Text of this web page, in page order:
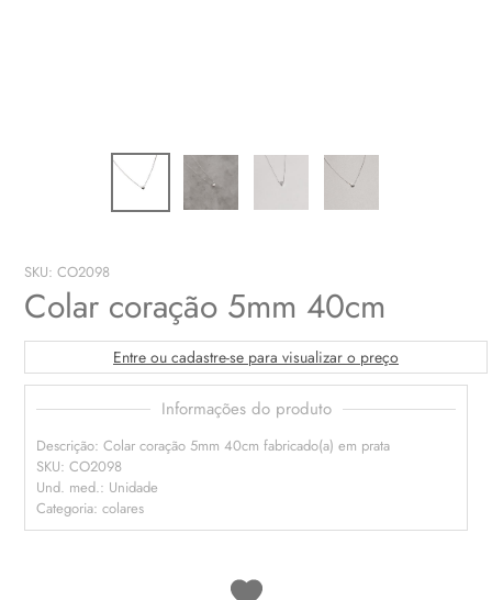
SKU: CO2098
Colar coração 5mm 40cm
Entre ou cadastre-se para visualizar o preço
Informações do produto
Descrição: Colar coração 5mm 40cm fabricado(a) em prata
SKU: CO2098
Und. med.: Unidade
Categoria: colares